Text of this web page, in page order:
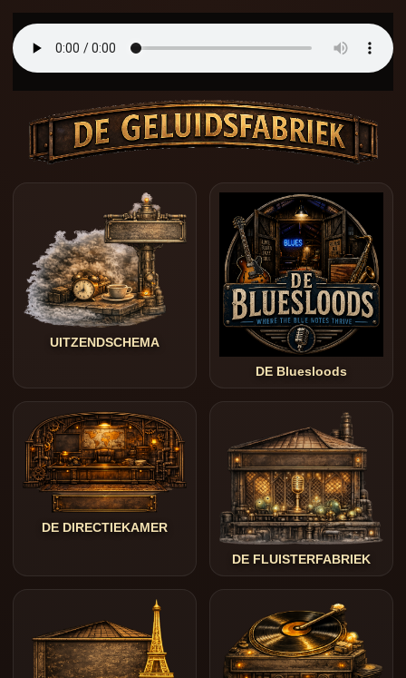
UITZENDSCHEMA
DE Bluesloods
DE DIRECTIEKAMER
DE FLUISTERFABRIEK